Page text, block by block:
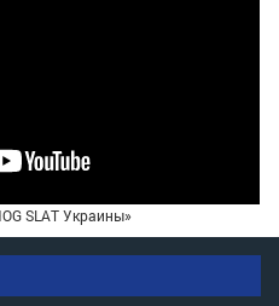
SLAT Украины»